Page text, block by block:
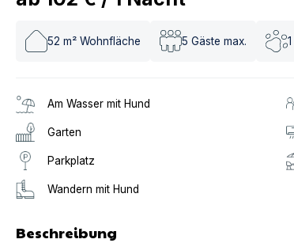
52 m² Wohnfläche 5 Gäste max. 1
Am Wasser mit Hund
Garten
Parkplatz
Wandern mit Hund
Beschreibung